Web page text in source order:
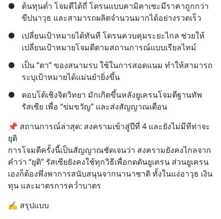
●
ต้นทุนต่ำ โจมตีได้ถี่ โดรนแบบคามิคาเซะมีราคาถูกกว่า
ขีปนาวุธ และสามารถผลิตจำนวนมากได้อย่างรวดเร็ว
●
เปลี่ยนเป้าหมายได้ทันที โดรนควบคุมระยะไกล ช่วยให้
เปลี่ยนเป้าหมายโจมตีตามสถานการณ์แบบเรียลไทม์
●
เป็น “ตา” ของสนามรบ ใช้ในการสอดแนม ทำให้สามารถ
ระบุเป้าหมายได้แม่นยำยิ่งขึ้น
●
ตอบโต้เชิงจิตวิทยา มักเกิดขึ้นหลังยูเครนโจมตีฐานทัพ
รัสเซีย เพื่อ “ข่มขวัญ” และส่งสัญญาณเตือน
📌 สถานการณ์ล่าสุด: สงครามเข้าสู่ปีที่ 4 และยังไม่มีทีท่าจะ
ยุติ
การโจมตีครั้งนี้เป็นสัญญาณชัดเจนว่า สงครามยังคงไกลจาก
คำว่า “ยุติ” รัสเซียยังคงใช้ทุกวิธีเพื่อกดดันยูเครน ส่วนยูเครน
เองก็ต้องพึ่งพาการสนับสนุนจากนานาชาติ ทั้งในแง่อาวุธ เงิน
ทุน และมาตรการคว่ำบาตร
✍️ สรุปแบบ